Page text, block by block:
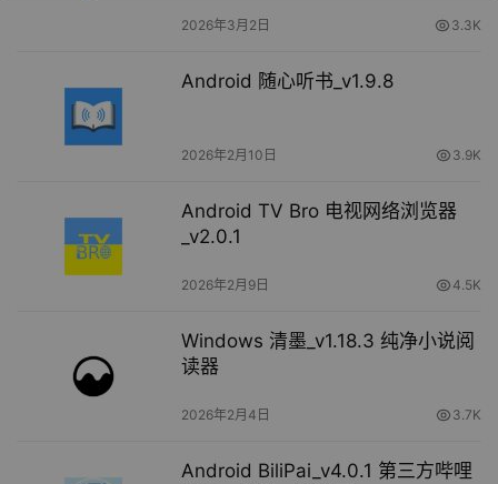
2026年3月2日 3.3K
Android 随心听书_v1.9.8
2026年2月10日 3.9K
Android TV Bro 电视网络浏览器
_v2.0.1
2026年2月9日 4.5K
Windows 清墨_v1.18.3 纯净小说阅
读器
2026年2月4日 3.7K
Android BiliPai_v4.0.1 第三方哔哩